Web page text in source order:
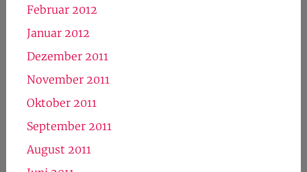
September 2012
August 2012
Juli 2012
Juni 2012
Mai 2012
April 2012
März 2012